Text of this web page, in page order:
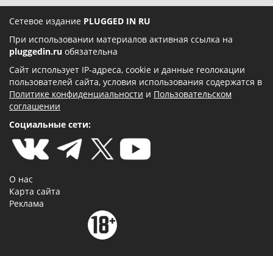
Сетевое издание PLUGGED IN RU
При использовании материалов активная ссылка на
pluggedin.ru обязательна
Сайт использует IP-адреса, cookie и данные геолокации
пользователей сайта, условия использования содержатся в
Политике конфиденциальности и Пользовательском
соглашении
Социальные сети:
О нас
Карта сайта
Реклама